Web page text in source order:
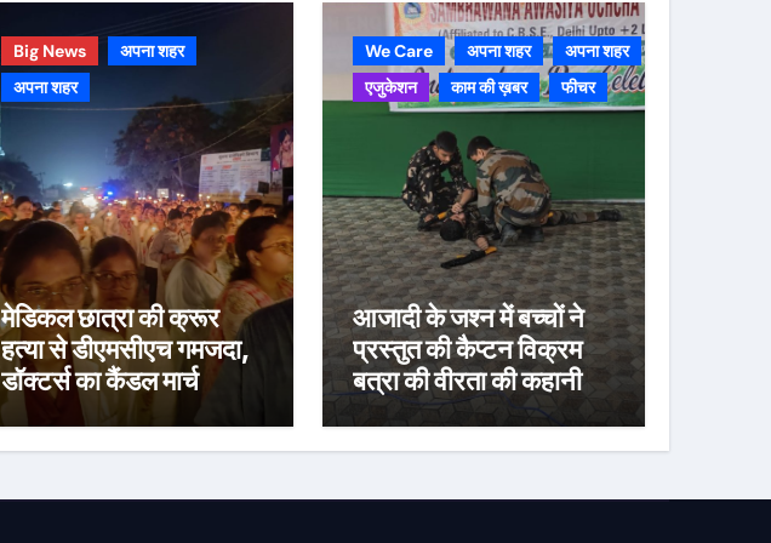
Big News
अपना शहर
अपना शहर
मेडिकल छात्रा की क्रूर
हत्या से डीएमसीएच गमजदा,
डॉक्टर्स का कैंडल मार्च
We Care अपना शहर
अपना शहर
एजुकेशन
काम की ख़बर फीचर
आजादी के जश्न में बच्चों ने
प्रस्तुत की कैप्टन विक्रम
बत्रा की वीरता की कहानी